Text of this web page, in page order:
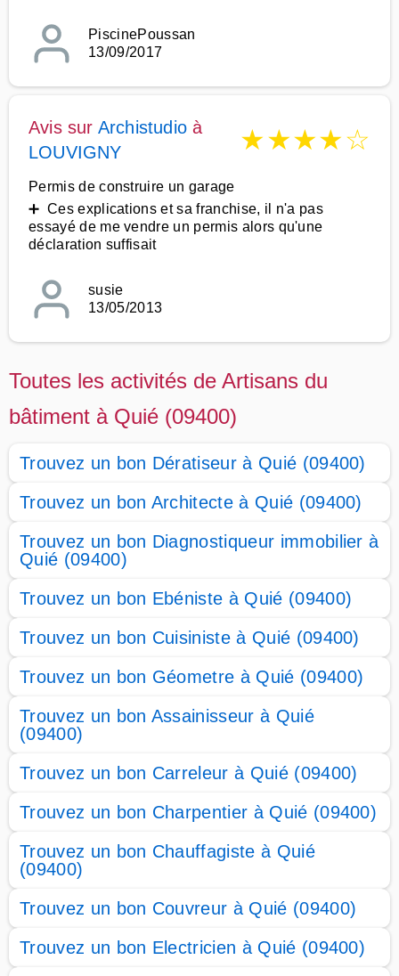
PiscinePoussan
13/09/2017
Avis sur Archistudio à
LOUVIGNY
★★★★☆
Permis de construire un garage
➕ Ces explications et sa franchise, il n'a pas
essayé de me vendre un permis alors qu'une
déclaration suffisait
susie
13/05/2013
Toutes les activités de Artisans du
bâtiment à Quié (09400)
Trouvez un bon Dératiseur à Quié (09400)
Trouvez un bon Architecte à Quié (09400)
Trouvez un bon Diagnostiqueur immobilier à
Quié (09400)
Trouvez un bon Ebéniste à Quié (09400)
Trouvez un bon Cuisiniste à Quié (09400)
Trouvez un bon Géometre à Quié (09400)
Trouvez un bon Assainisseur à Quié
(09400)
Trouvez un bon Carreleur à Quié (09400)
Trouvez un bon Charpentier à Quié (09400)
Trouvez un bon Chauffagiste à Quié
(09400)
Trouvez un bon Couvreur à Quié (09400)
Trouvez un bon Electricien à Quié (09400)